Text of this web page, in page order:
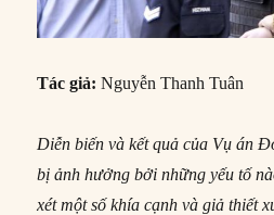
Tác giả: Nguyễn Thanh Tuân
Diễn biến và kết quả của Vụ án
bị ảnh hưởng bởi những yếu tố
xét một số khía cạnh và giả thiết